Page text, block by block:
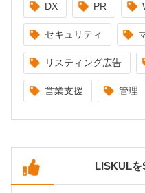
DX PR
セキュリティ
リスティング広告
営業支援 管理
LISKULを